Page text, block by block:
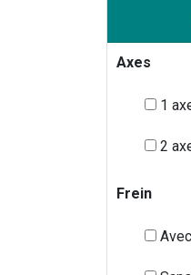
Axes
1
2
Frein